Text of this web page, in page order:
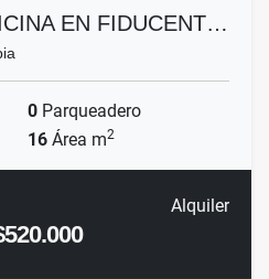
EN FIDUCENT…
0 Parqueadero
16 Área m2
Alquiler